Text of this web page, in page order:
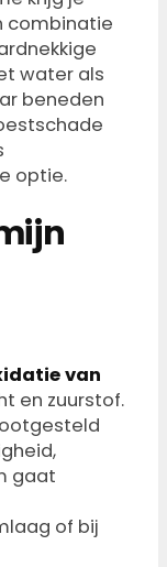
combinatie
water als
beneden
optie.
van
en zuurstof.
gaat
of bij